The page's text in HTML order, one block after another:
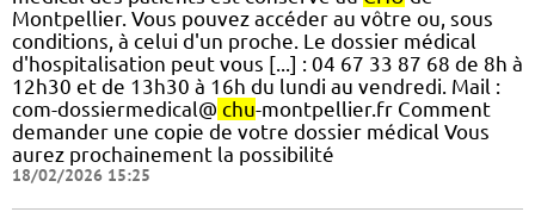
Montpellier. Vous pouvez accéder au vôtre ou, sous
conditions, à celui d'un proche. Le dossier médical
d'hospitalisation peut vous [...] : 04 67 33 87 68 de 8h à
12h30 et de 13h30 à 16h du lundi au vendredi. Mail :
com-dossiermedical@ chu-montpellier.fr Comment
demander une copie de votre dossier médical Vous
aurez prochainement la possibilité
18/02/2026 15:25